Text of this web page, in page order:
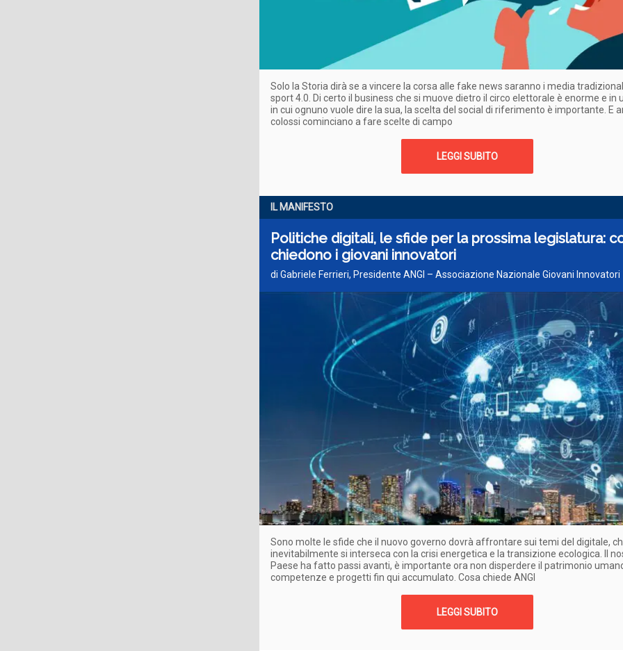
Solo la Storia dirà se a vincere la corsa alle fake news saranno i media
sport 4.0. Di certo il business che si muove dietro il circo elettorale è enorme e in
in cui ognuno vuole dire la sua, la scelta del social di riferimento è importante. E
colossi cominciano a fare scelte di campo
LEGGI SUBITO
IL MANIFESTO
Politiche digitali, le sfide per la prossima legislatura:
chiedono i giovani innovatori
di Gabriele Ferrieri, Presidente ANGI – Associazione Nazionale Giovani Innovatori
Sono molte le sfide che il nuovo governo dovrà affrontare sui temi del digitale,
inevitabilmente si interseca con la crisi energetica e la transizione ecologica. Il
Paese ha fatto passi avanti, è importante ora non disperdere il patrimonio
competenze e progetti fin qui accumulato. Cosa chiede ANGI
LEGGI SUBITO